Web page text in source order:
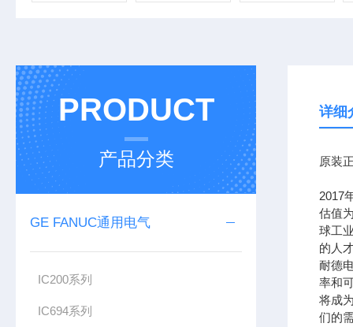
PRODUCT
产品分类
GE FANUC通用电气
IC200系列
IC694系列
详细
原装
2017
估值
球工
的人
耐德
率和
将成
们的